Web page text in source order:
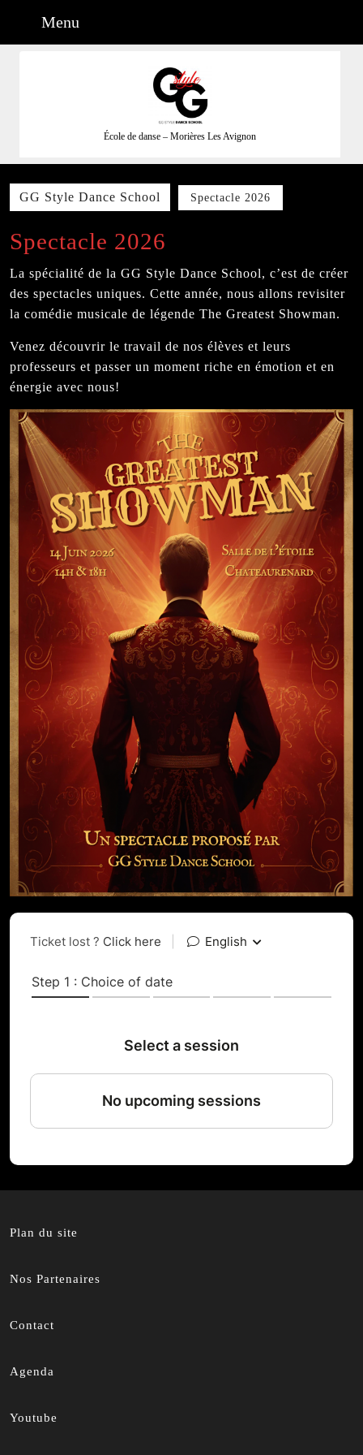
contenu
Menu
École de danse – Morières Les Avignon
GG Style Dance School Spectacle 2026
Spectacle 2026
La spécialité de la GG Style Dance School, c’est de créer
des spectacles uniques. Cette année, nous allons revisiter
la comédie musicale de légende The Greatest Showman.
Venez découvrir le travail de nos élèves et leurs
professeurs et passer un moment riche en émotion et en
énergie avec nous!
Plan du site
Nos Partenaires
Contact
Agenda
Youtube